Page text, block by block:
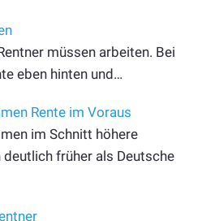
müssen arbeiten. Bei
eben hinten und…
Rente im Voraus
im Schnitt höhere
deutlich früher als Deutsche